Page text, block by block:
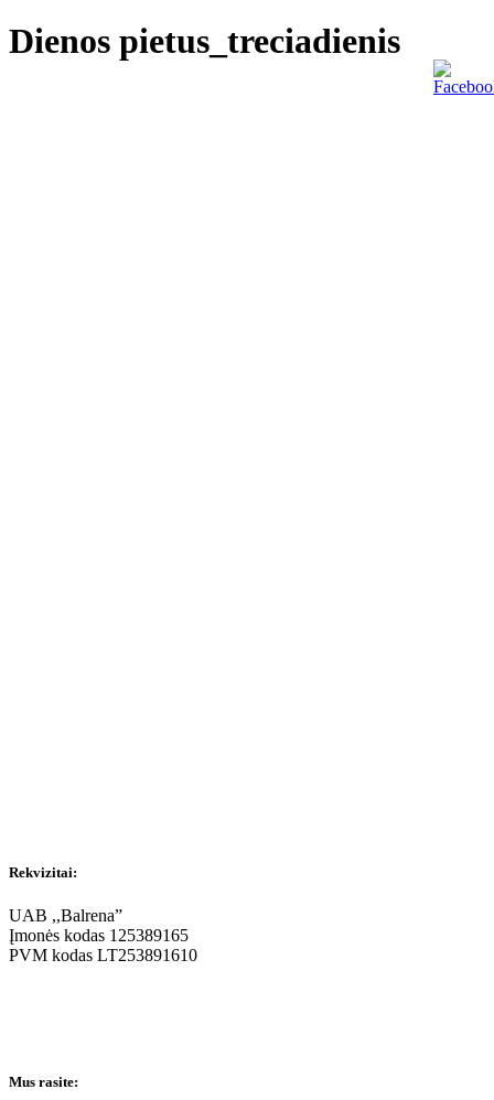
Dienos pietus_treciadienis
Rekvizitai:
UAB ,,Balrena”
Įmonės kodas 125389165
PVM kodas LT253891610
Mus rasite: